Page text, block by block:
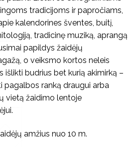
šventės
rinkiniai
folkloro ansambliai
tradicijoms ir papročiams,
kalendorines šventes, buitį,
tradicinę muziką, aprangą
papildys žaidėjų
o veiksmo kortos neleis
išlikti budrius bet kurią akimirką –
pagalbos ranką draugui arba
vietą žaidimo lentoje
amžius nuo 10 m.